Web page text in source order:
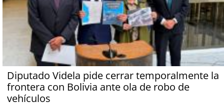
Diputado Videla pide cerrar temporalmente la
frontera con Bolivia ante ola de robo de
vehículos